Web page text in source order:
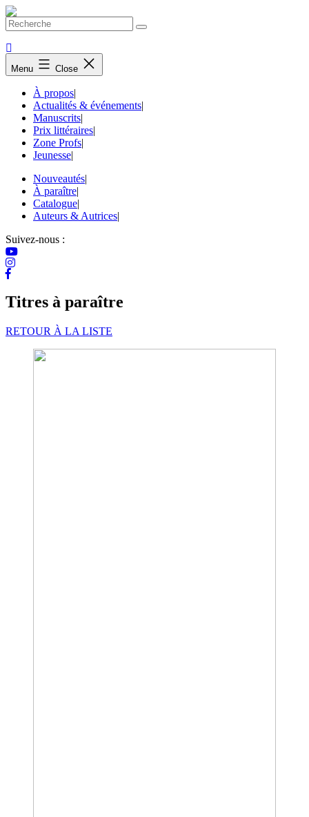
Skip
to
Menu Close
À propos|
Actualités & événements|
Manuscrits|
Prix littéraires|
Zone Profs|
Jeunesse|
Nouveautés|
À paraître|
Catalogue|
Auteurs & Autrices|
Suivez-nous :
Titres à paraître
RETOUR À LA LISTE